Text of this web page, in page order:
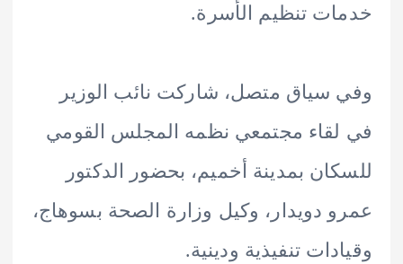
تنظيم الأسرة.
سياق متصل، شاركت نائب الوزير
مجتمعي نظمه المجلس القومي
بمدينة أخميم، بحضور الدكتور
دويدار، وكيل وزارة الصحة بسوهاج،
تنفيذية ودينية.